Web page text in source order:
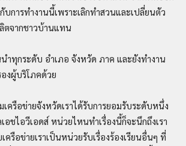
บการทำงานนี้เพราะเลิกทำสวนและเปลี่ยนตัว
ตจากชาวบ้านแทน
ำทุกระดับ อำเภอ จังหวัด ภาค และยังทำงาน
งผู้บริโภคด้วย
ครือข่ายจังหวัดเราได้รับการยอมรับระดับหนึ่ง
อชไอวีเอดส์ หน่วยไหนทำเรื่องนี้ก็จะนึกถึงเรา
ครือข่ายเราเป็นหน่วยรับเรื่องร้องเรียนอื่นๆ ที่